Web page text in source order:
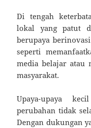
Di tengah
lokal yang patut
berupaya
seperti
media belajar atau
masyarakat.
Upaya-upaya
perubahan tidak
Dengan dukungan